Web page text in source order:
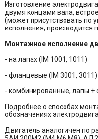
Изготовление
двумя концами вала,
(может присутствовать по
исполнения, производится
Монтажное исполнение
- на лапах (IM 1001, 1011)
- фланцевые (IM 3001, 3011)
- комбинированные, лапы +
Подробнее о способах
обозначениях
Двигатель аналогичен по